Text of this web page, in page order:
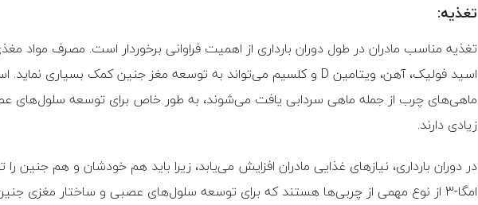
تغذیه:
ماهی‌های چرب از جمله ماهی سردابی یافت می‌شوند، به طور خاص برای توسعه سلول‌های
زیادی دارند.
در دوران بارداری، نیازهای غذایی مادران افزایش می‌یابد، زیرا باید هم خودشان و هم جنین
امگا-3 از نوع مهمی از چربی‌ها هستند که برای توسعه سلول‌های عصبی و ساختار مغزی